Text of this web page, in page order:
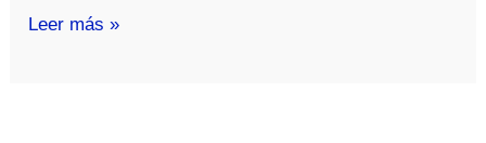
Melifagidos
Leer más »